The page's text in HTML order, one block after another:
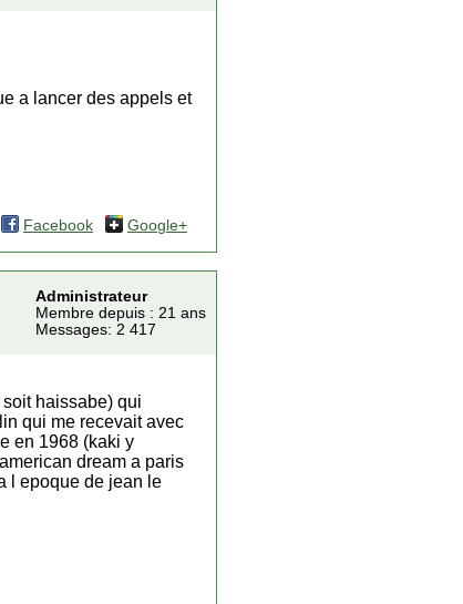
a lancer des appels et
Facebook Google+
Administrateur
Membre depuis : 21 ans
Messages: 2 417
haissabe) qui
qui me recevait avec
en 1968 (kaki y
dream a paris
l epoque de jean le